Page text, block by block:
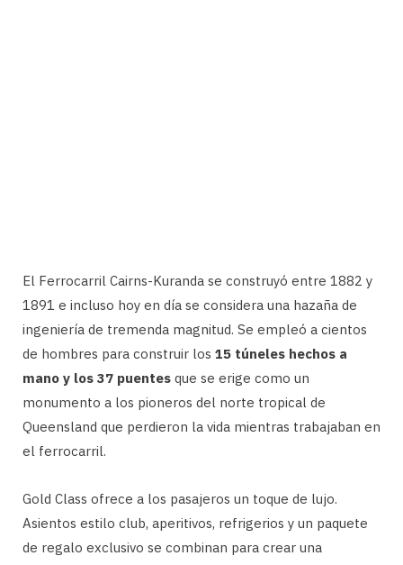
El Ferrocarril Cairns-Kuranda se construyó entre 1882 y
1891 e incluso hoy en día se considera una hazaña de
ingeniería de tremenda magnitud. Se empleó a cientos
de hombres para construir los 15 túneles hechos a
mano y los 37 puentes que se erige como un
monumento a los pioneros del norte tropical de
Queensland que perdieron la vida mientras trabajaban en
el ferrocarril.
Gold Class ofrece a los pasajeros un toque de lujo.
Asientos estilo club, aperitivos, refrigerios y un paquete
de regalo exclusivo se combinan para crear una